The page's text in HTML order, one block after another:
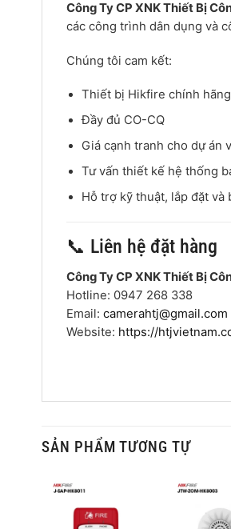
Công Ty CP XNK Thiết Bị
các công trình dân dụng và
Chúng tôi cam kết:
Thiết bị Hikfire chính hãng
Đầy đủ CO-CQ
Giá cạnh tranh cho dự án
Tư vấn thiết kế hệ thống
Hỗ trợ kỹ thuật, lắp đặt và
📞 Liên hệ đặt hàng
Công Ty CP XNK Thiết Bị
Hotline: 0947 268 338
Email: camerahtj@gmail.com
Website: https://
SẢN PHẨM TƯƠNG TỰ